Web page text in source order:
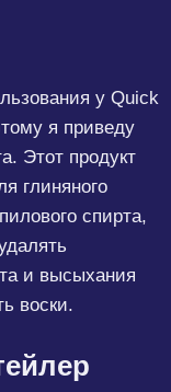
у Quick
я приведу
Этот продукт
глиняного
спирта,
и высыхания
воски.